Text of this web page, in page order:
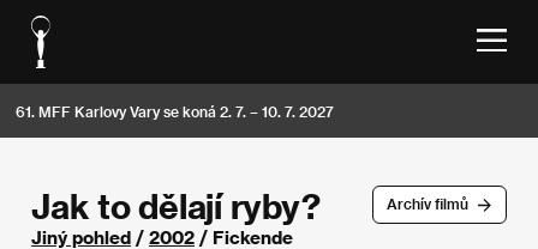
61. MFF Karlovy Vary se koná 2. 7. – 10. 7. 2027
Archív filmů
Jak to dělají ryby?
Jiný pohled / 2002 / Fickende